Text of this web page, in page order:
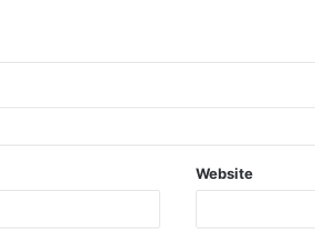
Website